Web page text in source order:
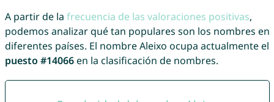
A partir de la frecuencia de las valoraciones positivas,
podemos analizar qué tan populares son los nombres en
diferentes países. El nombre Aleixo ocupa actualmente el
puesto #14066en la clasificación de nombres.